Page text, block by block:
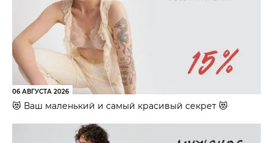
06 АВГУСТА 2026
😻 Ваш маленький и самый красивый секрет 😻